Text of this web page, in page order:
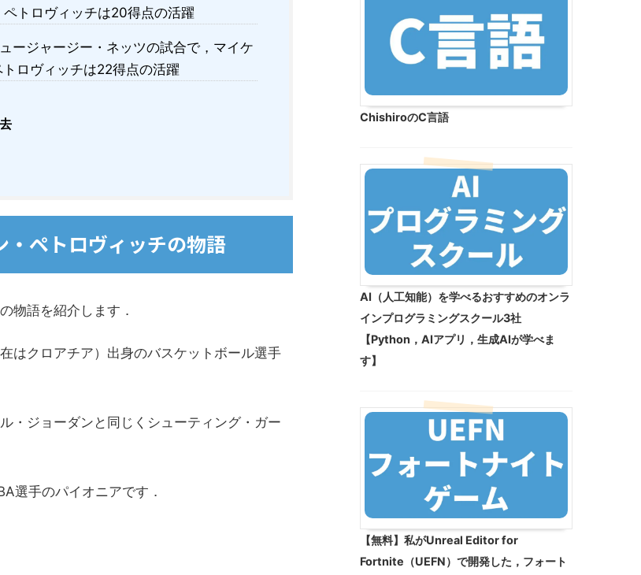
トロヴィッチは20得点の活躍
ージャージー・ネッツの試合で，マイケ
ロヴィッチは22得点の活躍
ペトロヴィッチの物語
の物語を紹介します．
はクロアチア）出身のバスケットボール選手
・ジョーダンと同じくシューティング・ガー
選手のパイオニアです．
ChishiroのC言語
AI（人工知能）を学べるおすすめのオンラ
インプログラミングスクール3社
【Python，AIアプリ，生成AIが学べま
す】
【無料】私がUnreal Editor for
Fortnite（UEFN）で開発した，フォート